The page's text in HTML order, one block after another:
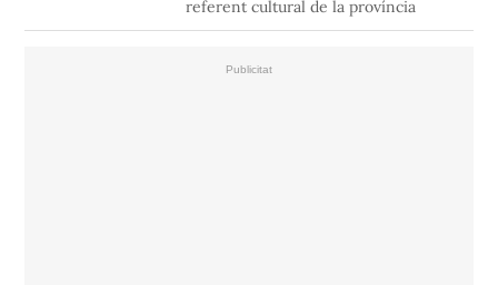
referent cultural de la província